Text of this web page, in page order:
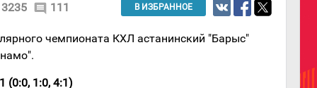
3235 comment 111 В ИЗБРАННОЕ
чемпионата КХЛ астанинский "Барыс"
(0:0, 1:0, 4:1)